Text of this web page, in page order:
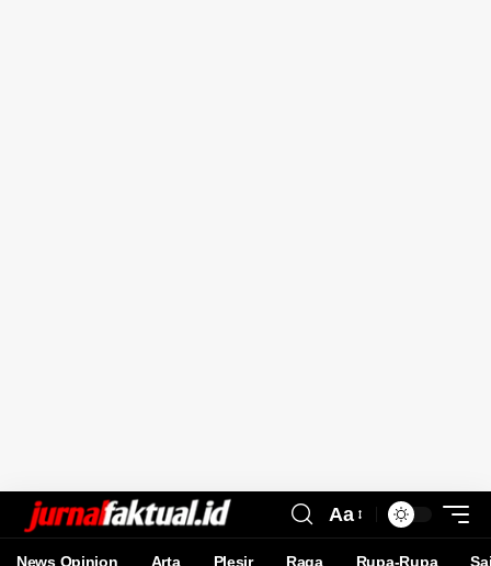
Aa
News Opinion Arta Plesir Raga Rupa-Rupa